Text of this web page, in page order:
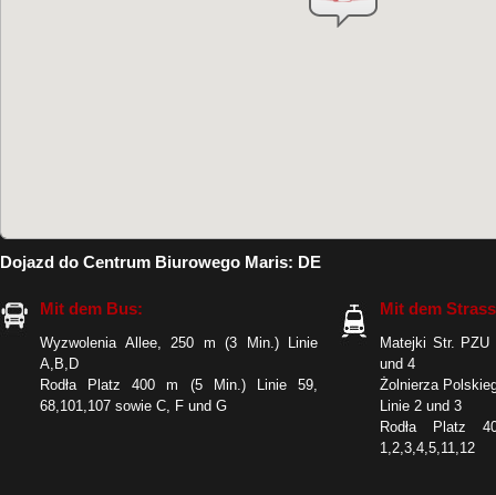
Dojazd do Centrum Biurowego Maris: DE
Mit dem Bus:
Wyzwolenia Allee, 250 m (3 Min.) Linie
A,B,D
Rodła Platz 400 m (5 Min.) Linie 59,
68,101,107 sowie C, F und G
Mit dem
Matejki Str.
und 4
Żolnierza
Linie 2 und 3
Rodła Platz
1,2,3,4,5,11,12